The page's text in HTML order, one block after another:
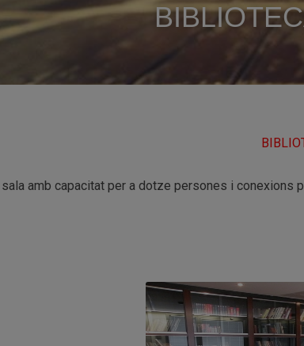
sala amb capacitat per a dotze persones i